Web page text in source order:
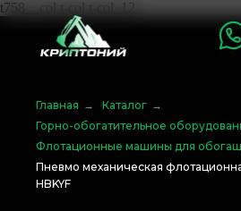
t758__col t-col t-col_12
Главная → Каталог →
Горно-обогатительное
Флотационные машины для
Пневмо механическая
HBKYF